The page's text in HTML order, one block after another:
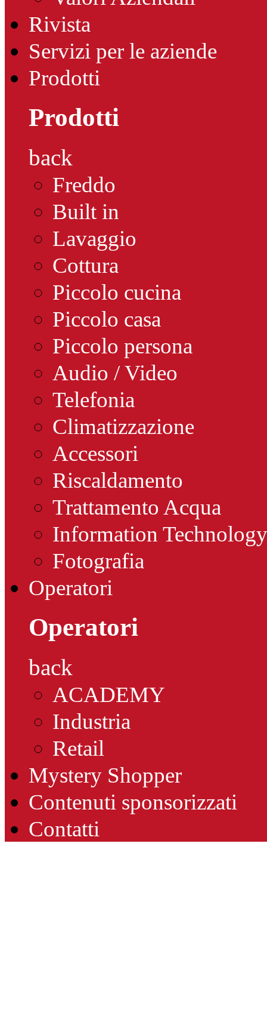
Rivista
Servizi per le aziende
Prodotti
Prodotti
back
Freddo
Built in
Lavaggio
Cottura
Piccolo cucina
Piccolo casa
Piccolo persona
Audio / Video
Telefonia
Climatizzazione
Accessori
Riscaldamento
Trattamento Acqua
Information Technology
Fotografia
Operatori
Operatori
back
ACADEMY
Industria
Retail
Mystery Shopper
Contenuti sponsorizzati
Contatti